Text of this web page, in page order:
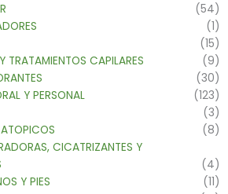
(54)
(1)
(15)
TRATAMIENTOS CAPILARES
(9)
(30)
Y PERSONAL
(123)
(3)
(8)
CICATRIZANTES Y
(4)
Y PIES
(11)